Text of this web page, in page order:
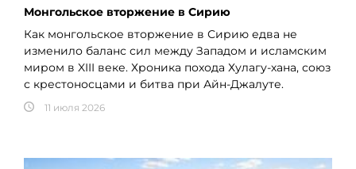
Монгольское вторжение в Сирию
Как монгольское вторжение в Сирию едва не
изменило баланс сил между Западом и исламским
миром в XIII веке. Хроника похода Хулагу-хана, союз
с крестоносцами и битва при Айн-Джалуте.
11 июля 2026